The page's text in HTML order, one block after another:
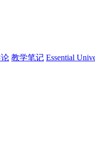
教学笔记 Essential